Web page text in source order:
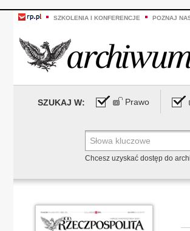
SZKOLENIA I KONFERENCJE POZNAJ
SZUKAJ W: Prawo
Chcesz uzyskać dostęp do